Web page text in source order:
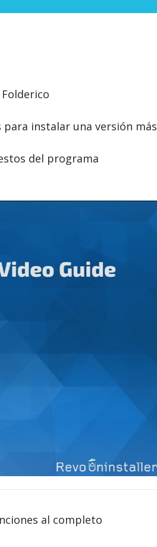
instalar una versión más
del programa
al completo